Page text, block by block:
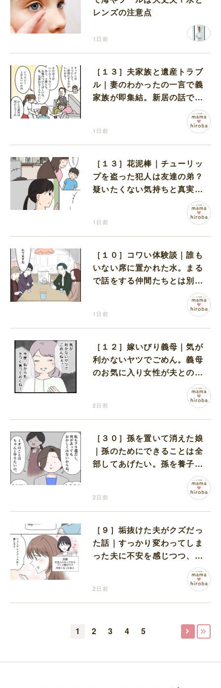
レンズの注意点
1日前
［１３］夫家族と遺産トラブ
ル｜妻のわかったの一言で義
家族が即集結。新居の話で盛
り上がる義家族を置いて実家
1日前
［１３］花泥棒｜チューリッ
プを盗った犯人は友達の弟？
疑いたくない気持ちと真実の
1日前
［１０］コワい体験談｜誰も
いない席に置かれた水。まる
で話をする仲間たちとは別に
1日前
［１２］嫁いびり義母｜気が
利かないヤツでごめん。義母
のお気に入り女性が夫との親
2日前
［３０］孫を置いて消えた娘
｜孫のためにできることは全
部してあげたい。孫を養子に
2日前
［９］垢抜けた夫がクズだっ
た話｜すっかり変わってしま
った夫に不安を感じつつ、友
人から誘われたアニメフェス
2日前
1 2 3 4 5